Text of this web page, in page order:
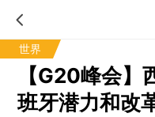
世界
【G20峰会】
班牙潜力和改